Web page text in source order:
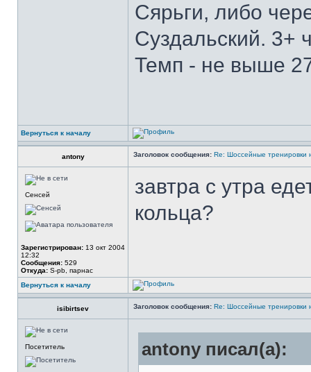
Сярьги, либо
Суздальский. 3+
Темп - не выше
Вернуться к началу
antony Заголовок сообщения: Re: Шоссейные тренировки
Сенсей
Зарегистрирован: 13 окт 2004
12:32
Сообщения: 529
Откуда: S-pb, парнас
завтра с утра
кольца?
Вернуться к началу
isibirtsev Заголовок сообщения: Re: Шоссейные тренировки
Посетитель antony писал(а):